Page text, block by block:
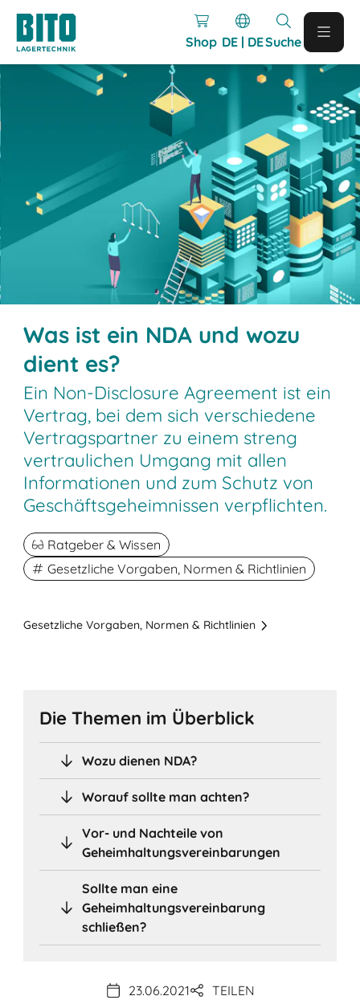
Shop DE | DESuche
Was ist ein NDA und wozu
dient es?
Ein Non-Disclosure Agreement ist ein
Vertrag, bei dem sich verschiedene
Vertragspartner zu einem streng
vertraulichen Umgang mit allen
Informationen und zum Schutz von
Geschäftsgeheimnissen verpflichten.
Ratgeber & Wissen
Gesetzliche Vorgaben, Normen & Richtlinien
Gesetzliche Vorgaben, Normen & Richtlinien
Die Themen im Überblick
Wozu dienen NDA?
Worauf sollte man achten?
Vor- und Nachteile von
Geheimhaltungsvereinbarungen
Sollte man eine
Geheimhaltungsvereinbarung
schließen?
23.06.2021 TEILEN